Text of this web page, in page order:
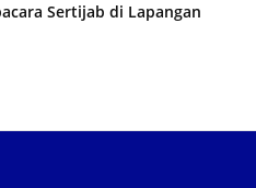
Sertijab di Lapangan